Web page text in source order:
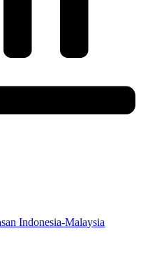
Indonesia-Malaysia